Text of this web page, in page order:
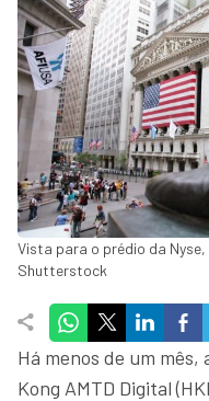
Vista para o prédio da
Shutterstock
Há menos de um
Kong AMTD Digital